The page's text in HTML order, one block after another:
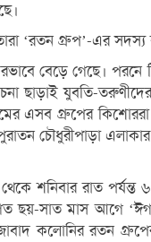
‘রতন গ্রুপ’-এর সদস্য
বেড়ে গেছে।
ছাড়াই যুবতি-
এসব গ্রুপের
চৌধুরীপাড়া
শনিবার রাত
গত ছয়-সাত মাস
কলোনির রতন